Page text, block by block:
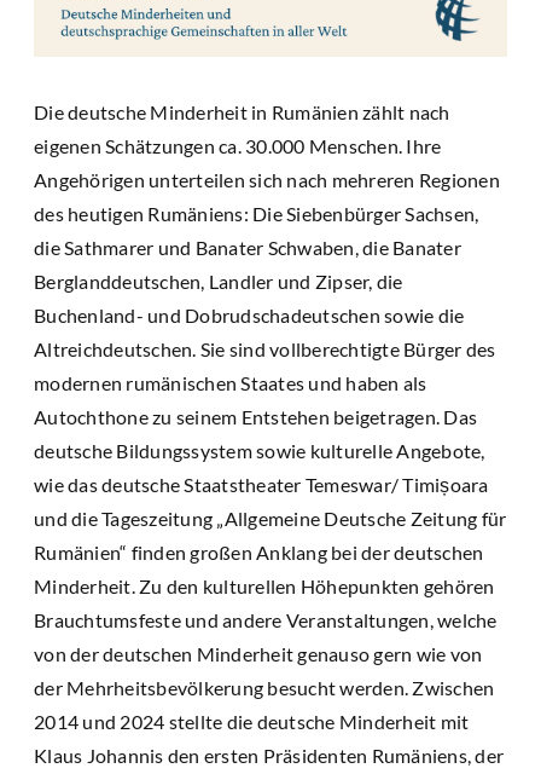
Die deutsche Minderheit in Rumänien zählt nach
eigenen Schätzungen ca. 30.000 Menschen. Ihre
Angehörigen unterteilen sich nach mehreren Regionen
des heutigen Rumäniens: Die Siebenbürger Sachsen,
die Sathmarer und Banater Schwaben, die Banater
Berglanddeutschen, Landler und Zipser, die
Buchenland- und Dobrudschadeutschen sowie die
Altreichdeutschen. Sie sind vollberechtigte Bürger des
modernen rumänischen Staates und haben als
Autochthone zu seinem Entstehen beigetragen. Das
deutsche Bildungssystem sowie kulturelle Angebote,
wie das deutsche Staatstheater Temeswar/ Timișoara
und die Tageszeitung „Allgemeine Deutsche Zeitung für
Rumänien“ finden großen Anklang bei der deutschen
Minderheit. Zu den kulturellen Höhepunkten gehören
Brauchtumsfeste und andere Veranstaltungen, welche
von der deutschen Minderheit genauso gern wie von
der Mehrheitsbevölkerung besucht werden. Zwischen
2014 und 2024 stellte die deutsche Minderheit mit
Klaus Johannis den ersten Präsidenten Rumäniens, der